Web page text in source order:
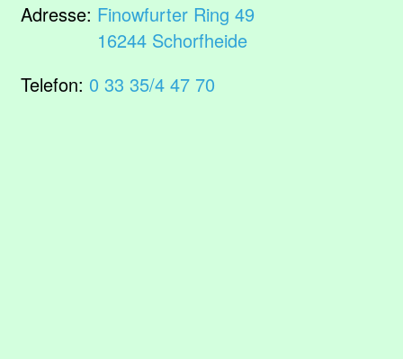
Adresse: Finowfurter Ring 49
16244 Schorfheide
Telefon: 0 33 35/4 47 70